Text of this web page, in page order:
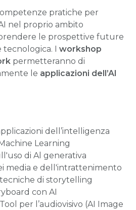
pratiche per
nel proprio ambito
le prospettive future
I workshop
permetteranno di
le applicazioni dell’AI
dell’intelligenza
Learning
di Al generativa
media e dell'intrattenimento
di storytelling
con AI
per l’audiovisivo (AI Image